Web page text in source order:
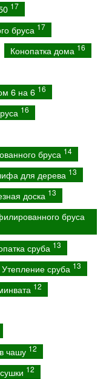
17
бруса 17
Конопатка дома 16
6 на 6 16
16
бруса 14
для дерева 13
доска 13
бруса
сруба 13
Утепление сруба 13
12
чашу 12
12